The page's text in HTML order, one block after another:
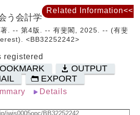
う会計学
著. -- 第4版. -- 有斐閣, 2025. -- (有斐
<BB32252242>
registered
OUTPUT
EXPORT
Details
Related Information<<